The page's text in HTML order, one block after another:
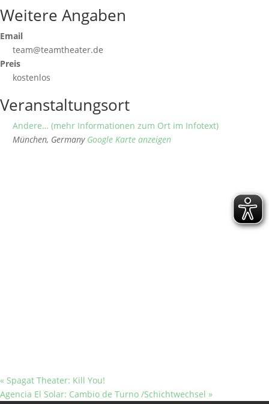
Weitere Angaben
Email
team@teamtheater.de
Preis
kostenlos
Veranstaltungsort
Andere… (mehr Informationen zum Ort im Infotext)
München, Germany Google Karte anzeigen
« Spagat Theater: Kill You!
Agencia El Solar: Cambio de Turno /Schichtwechsel »